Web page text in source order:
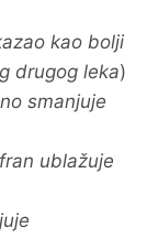
kao bolji
drugog leka)
smanjuje
ublažuje